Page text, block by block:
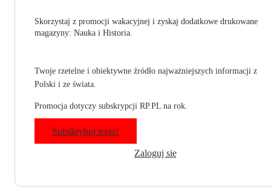
Skorzystaj z promocji wakacyjnej i zyskaj dodatkowe drukowane
magazyny: Nauka i Historia.
Twoje rzetelne i obiektywne źródło najważniejszych informacji z
Polski i ze świata.
Promocja dotyczy subskrypcji RP.PL na rok.
Subskrybuj teraz!
Zaloguj się